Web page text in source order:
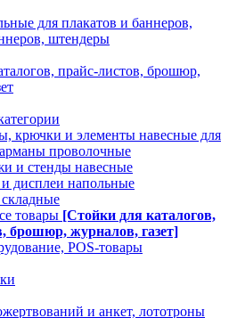
для плакатов и баннеров,
штендеры
прайс-листов, брошюр,
крючки и элементы навесные для
проволочные
и стенды навесные
дисплеи напольные
товары [Стойки для каталогов,
брошюр, журналов, газет]
POS-товары
и анкет, лототроны